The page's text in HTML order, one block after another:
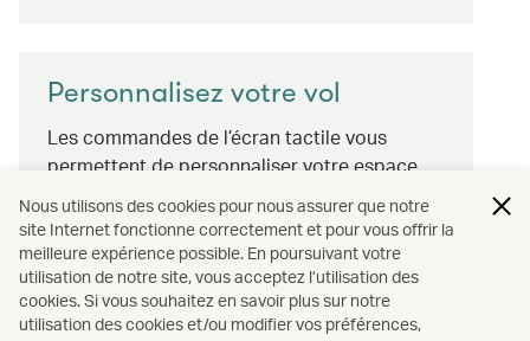
Personnalisez votre vol
Les commandes de l’écran tactile vous
permettent de personnaliser votre espace
boutons secondaires sont à portée de main,
même en mode couchette. Personnalisez
votre éclairage d’ambiance depuis n’importe
quelle position de siège sans déranger les
autres passagers. Avec ou sans lumière, le
Nous utilisons des cookies pour nous assurer que notre
site Internet fonctionne correctement et pour vous offrir la
meilleure expérience possible. En poursuivant votre
utilisation de notre site, vous acceptez l’utilisation des
cookies. Si vous souhaitez en savoir plus sur notre
utilisation des cookies et/ou modifier vos préférences,